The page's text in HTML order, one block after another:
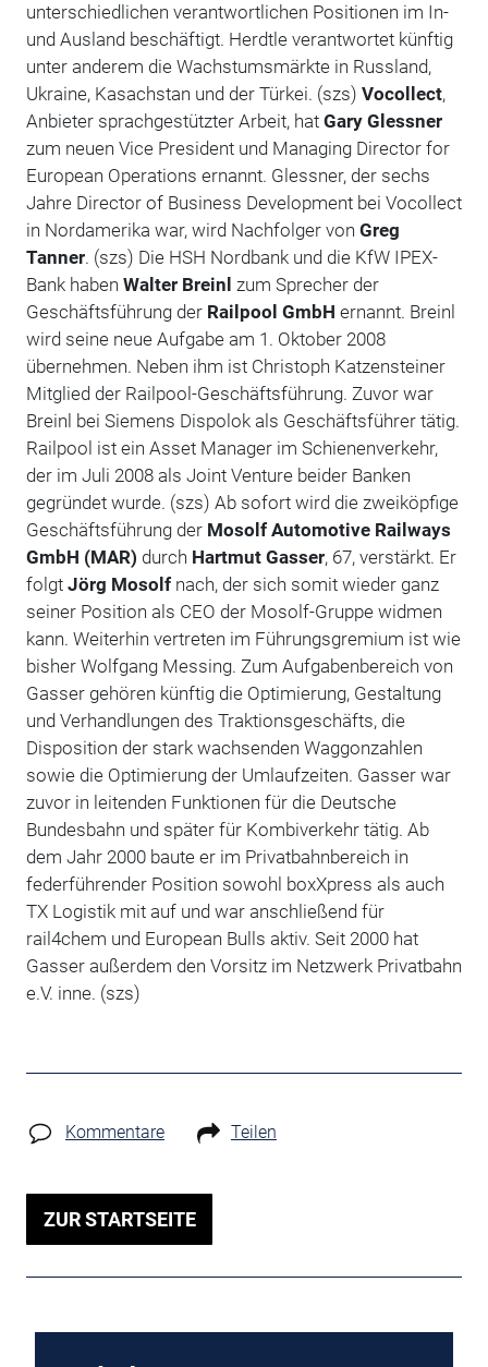
unterschiedlichen verantwortlichen Positionen im In-
und Ausland beschäftigt. Herdtle verantwortet künftig
unter anderem die Wachstumsmärkte in Russland,
Ukraine, Kasachstan und der Türkei. (szs) Vocollect,
Anbieter sprachgestützter Arbeit, hat Gary Glessner
zum neuen Vice President und Managing Director for
European Operations ernannt. Glessner, der sechs
Jahre Director of Business Development bei Vocollect
in Nordamerika war, wird Nachfolger von Greg
Tanner. (szs) Die HSH Nordbank und die KfW IPEX-
Bank haben Walter Breinl zum Sprecher der
Geschäftsführung der Railpool GmbH ernannt. Breinl
wird seine neue Aufgabe am 1. Oktober 2008
übernehmen. Neben ihm ist Christoph Katzensteiner
Mitglied der Railpool-Geschäftsführung. Zuvor war
Breinl bei Siemens Dispolok als Geschäftsführer tätig.
Railpool ist ein Asset Manager im Schienenverkehr,
der im Juli 2008 als Joint Venture beider Banken
gegründet wurde. (szs) Ab sofort wird die zweiköpfige
Geschäftsführung der Mosolf Automotive Railways
GmbH (MAR) durch Hartmut Gasser, 67, verstärkt. Er
folgt Jörg Mosolfnach, der sich somit wieder ganz
seiner Position als CEO der Mosolf-Gruppe widmen
kann. Weiterhin vertreten im Führungsgremium ist wie
bisher Wolfgang Messing. Zum Aufgabenbereich von
Gasser gehören künftig die Optimierung, Gestaltung
und Verhandlungen des Traktionsgeschäfts, die
Disposition der stark wachsenden Waggonzahlen
sowie die Optimierung der Umlaufzeiten. Gasser war
zuvor in leitenden Funktionen für die Deutsche
Bundesbahn und später für Kombiverkehr tätig. Ab
dem Jahr 2000 baute er im Privatbahnbereich in
federführender Position sowohl boxXpress als auch
TX Logistik mit auf und war anschließend für
rail4chem und European Bulls aktiv. Seit 2000 hat
Gasser außerdem den Vorsitz im Netzwerk Privatbahn
e.V. inne. (szs)
Kommentare Teilen
ZUR STARTSEITE